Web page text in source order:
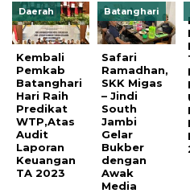
Daerah
Kembali
Pemkab
Batanghari
Hari Raih
Predikat
WTP,Atas
Audit
Laporan
Keuangan
TA 2023
Batanghari
Safari
Ramadhan,
SKK Migas
– Jindi
South
Jambi
Gelar
Bukber
dengan
Awak
Media